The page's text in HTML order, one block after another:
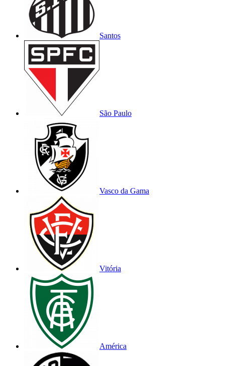
Santos
São Paulo
Vasco da Gama
Vitória
América